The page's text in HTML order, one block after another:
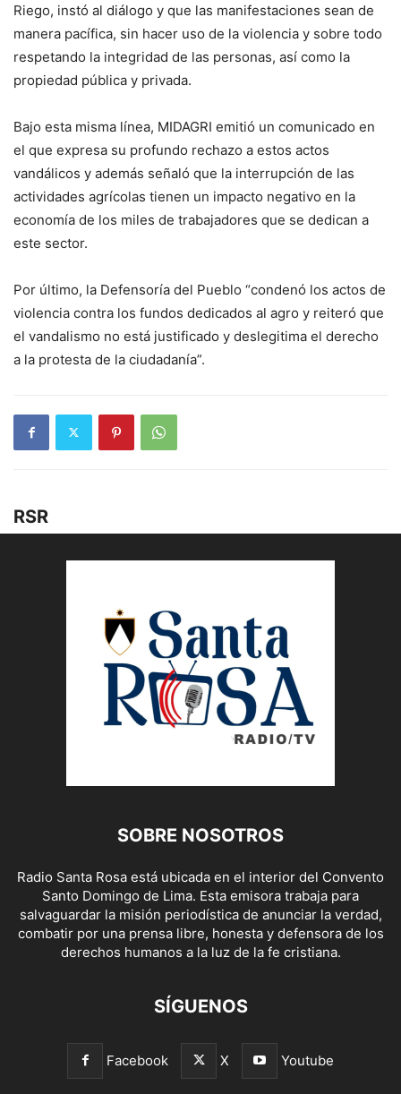
Riego, instó al diálogo y que las manifestaciones sean de
manera pacífica, sin hacer uso de la violencia y sobre todo
respetando la integridad de las personas, así como la
propiedad pública y privada.
Bajo esta misma línea, MIDAGRI emitió un comunicado en
el que expresa su profundo rechazo a estos actos
vandálicos y además señaló que la interrupción de las
actividades agrícolas tienen un impacto negativo en la
economía de los miles de trabajadores que se dedican a
este sector.
Por último, la Defensoría del Pueblo “condenó los actos de
violencia contra los fundos dedicados al agro y reiteró que
el vandalismo no está justificado y deslegitima el derecho
a la protesta de la ciudadanía”.
RSR
SOBRE NOSOTROS
Radio Santa Rosa está ubicada en el interior del Convento
Santo Domingo de Lima. Esta emisora trabaja para
salvaguardar la misión periodística de anunciar la verdad,
combatir por una prensa libre, honesta y defensora de los
derechos humanos a la luz de la fe cristiana.
SÍGUENOS
Facebook X Youtube